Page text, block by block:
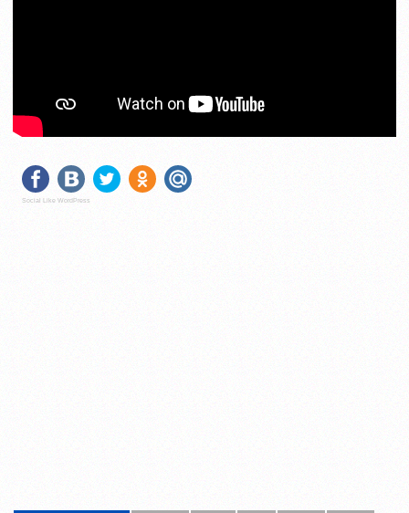
Social Like WordPress